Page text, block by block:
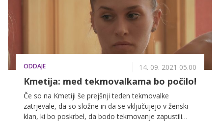
Tekmovalki pa imata tudi med sabo že pestro skupno
ODDAJE 14. 09. 2021 05.00
Kmetija: med tekmovalkama bo počilo!
Če so na Kmetiji še prejšnji teden tekmovalke
zatrjevale, da so složne in da se vključujejo v ženski
klan, ki bo poskrbel, da bodo tekmovanje zapustili